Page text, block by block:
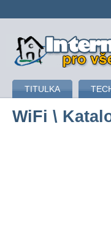
připojení k
TITULKA
WiFi \